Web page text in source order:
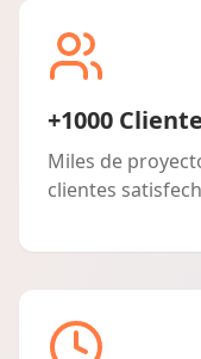
+1000
Miles de
clientes